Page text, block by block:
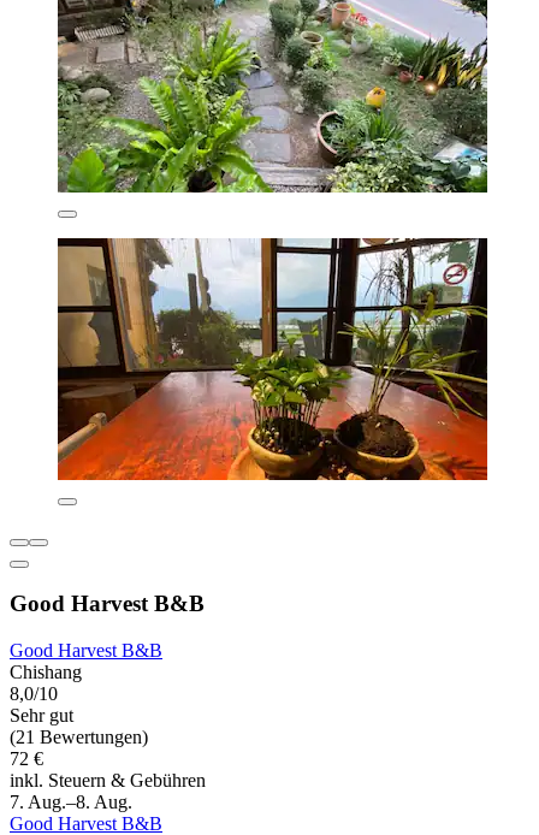
Good Harvest B&B
Good Harvest B&B
Chishang
8,0/10
Sehr gut
(21 Bewertungen)
72 €
inkl. Steuern & Gebühren
7. Aug.–8. Aug.
Good Harvest B&B